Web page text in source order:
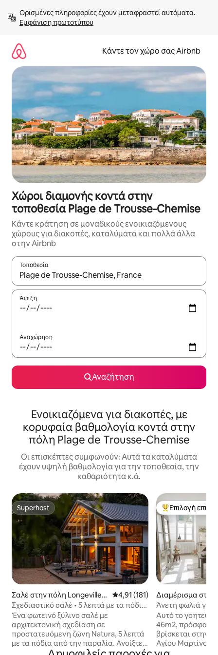
στο
περιεχόμενοΕμφάνιση πρωτοτύπου
Κάντε τον χώρο σας Airbnb
Χώροι διαμονής κοντά στην
τοποθεσία Plage de Trousse-Chemise
Κάντε κράτηση σε μοναδικούς ενοικιαζόμενους
χώρους για διακοπές, καταλύματα και πολλά άλλα
στην Airbnb
Τοποθεσία
Όταν τα αποτελέσματα είναι διαθέσιμα, μπορείτε να
Άφιξη
Αναχώρηση
Αναζήτηση
Ενοικιαζόμενα για διακοπές, με
κορυφαία βαθμολογία κοντά στην
πόλη Plage de Trousse-Chemise
Οι επισκέπτες συμφωνούν: Αυτά τα καταλύματα
έχουν υψηλή βαθμολογία για την τοποθεσία, την
καθαριότητα κ.ά.
Superhost
Superhost
Σαλέ στην πόλη Longeville-s
ur-Mer
Μέση βαθμολογία: 4,91 στα 5,
4,91 (181)
Σχεδιαστικό σαλέ • 5 λεπτά με τα πόδια
μέχρι την παραλία • Σάουνα
Ένα φωτεινό ξύλινο σαλέ με
αρχιτεκτονική σχεδίαση σε
προστατευόμενη ζώνη Natura, 5 λεπτά
με τα πόδια από την παραλία. Ανοίξτε
τις πόρτες και το σαλόνι συνεχίζεται
Κορυφαία
Επιλογή
Διαμέρισμα στην
t-Martin-de-Ré
Άνετη φωλιά
Μαρτέν ντε Ρε
Αυτό το
46m2, πρόσφατα
βρίσκεται στην
Αγίου Μαρτίνου
αιώνα). Ιδανική